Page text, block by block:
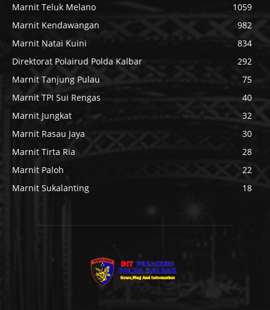
Marnit Teluk Melano
1059
Marnit Kendawangan
982
Marnit Natai Kuini
834
Direktorat Polairud Polda Kalbar
292
Marnit Tanjung Pulau
75
Marnit TPI Sui Rengas
40
Marnit Jungkat
32
Marnit Rasau Jaya
30
Marnit Tirta Ria
28
Marnit Paloh
22
Marnit Sukalanting
18